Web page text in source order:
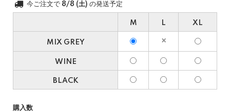
今ご注文で 8/8 (土) の発送予定
M L XL
MIX GREY
WINE
BLACK
購入数